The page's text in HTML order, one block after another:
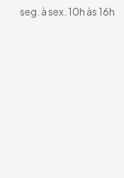
seg. à sex. 10h às 16h